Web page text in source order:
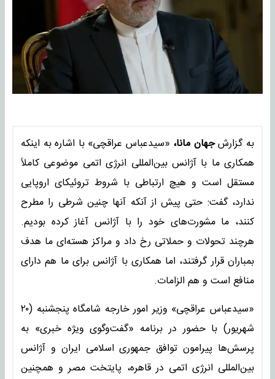
به گزارشجهان مانا، «سیدعباس عراقچی» با اشاره به اینکه
همکاری ما با آژانس بین‌المللی انرژی اتمی موضوعی کاملاً
مستقل است و هیچ ارتباطی با شروط تروئیکای اروپایی
ندارد، گفت: حتی پیش از آنکه آنها چنین شرطی را مطرح
کنند، ما مشورت‌های خود را با آژانس آغاز کرده بودیم.
هرچند تحولات و حملاتی رخ داد و مراکز هسته‌ای ما هدف
بمباران قرار گرفتند، اما همکاری با آژانس برای ما هم دارای
منافع است و هم الزامات.
«سیدعباس عراقچی» وزیر امور خارجه شامگاه پنجشنبه (۲۰
شهریور) با حضور در برنامه «گفت‌وگوی ویژه خبری» به
پرسش‌ها پیرامون توافق جمهوری اسلامی ایران و آژانس
بین‌المللی انرژی اتمی در قاهره، پایتخت مصر و همچنین